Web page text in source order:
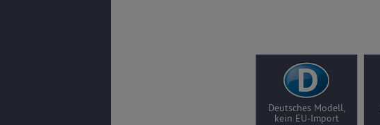
Deutsches Modell,
kein EU-Import